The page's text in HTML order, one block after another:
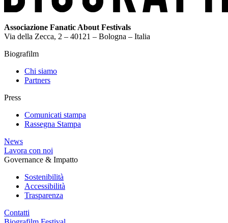
Associazione Fanatic About Festivals
Via della Zecca, 2 – 40121 – Bologna – Italia
Biografilm
Chi siamo
Partners
Press
Comunicati stampa
Rassegna Stampa
News
Lavora con noi
Governance & Impatto
Sostenibilità
Accessibilità
Trasparenza
Contatti